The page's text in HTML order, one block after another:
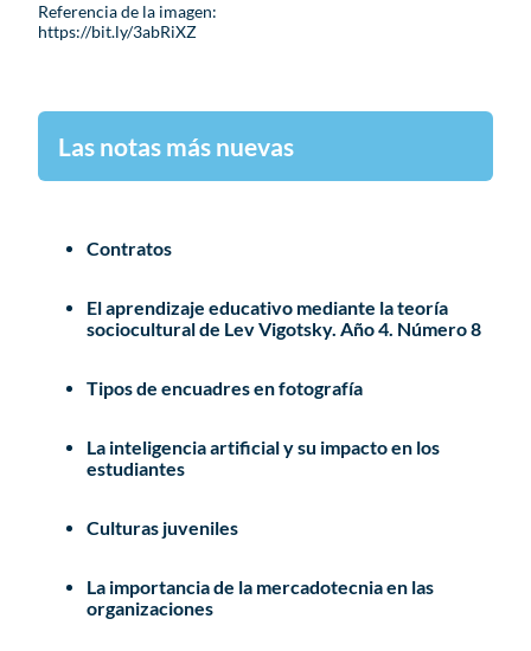
Referencia de la imagen:
https://bit.ly/3abRiXZ
Las notas más nuevas
Contratos
El aprendizaje educativo mediante la teoría
sociocultural de Lev Vigotsky. Año 4. Número 8
Tipos de encuadres en fotografía
La inteligencia artificial y su impacto en los
estudiantes
Culturas juveniles
La importancia de la mercadotecnia en las
organizaciones